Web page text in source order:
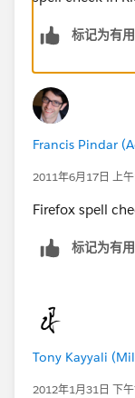
标记为有用
Francis Pindar
2011年6月17日 上
Firefox spell
标记为有用
Tony Kayyali
2012年1月31日 下